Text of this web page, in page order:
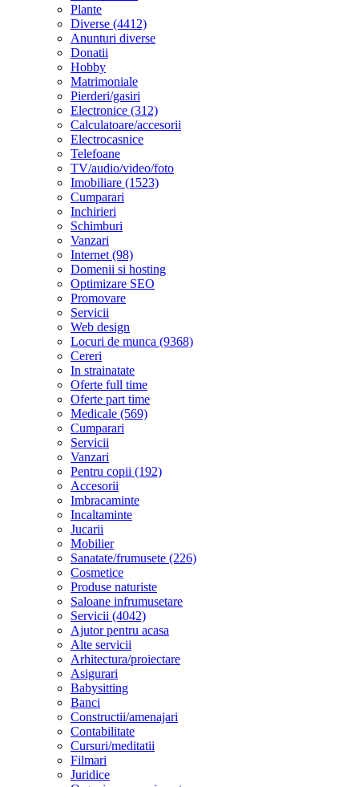
Plante
Diverse (4412)
Anunturi diverse
Donatii
Hobby
Matrimoniale
Pierderi/gasiri
Electronice (312)
Calculatoare/accesorii
Electrocasnice
Telefoane
TV/audio/video/foto
Imobiliare (1523)
Cumparari
Inchirieri
Schimburi
Vanzari
Internet (98)
Domenii si hosting
Optimizare SEO
Promovare
Servicii
Web design
Locuri de munca (9368)
Cereri
In strainatate
Oferte full time
Oferte part time
Medicale (569)
Cumparari
Servicii
Vanzari
Pentru copii (192)
Accesorii
Imbracaminte
Incaltaminte
Jucarii
Mobilier
Sanatate/frumusete (226)
Cosmetice
Produse naturiste
Saloane infrumusetare
Servicii (4042)
Ajutor pentru acasa
Alte servicii
Arhitectura/proiectare
Asigurari
Babysitting
Banci
Constructii/amenajari
Contabilitate
Cursuri/meditatii
Filmari
Juridice